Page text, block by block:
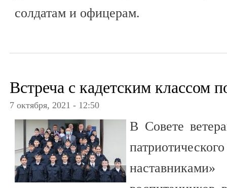
солдатам и офицерам.
Встреча с кадетским классом
7 октября, 2021 - 12:50
В Совете